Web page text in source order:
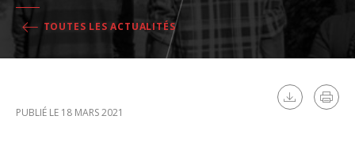
TOUTES LES ACTUALITÉS
PUBLIÉ LE 18 MARS 2021